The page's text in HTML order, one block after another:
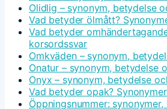
Olidlig – synonym, betydelse
Vad betyder ölmått?
Vad betyder
korsordssvar
Omkväden – synonym,
Onatur – synonym, betydelse
Onyx – synonym, betydelse
Vad betyder opak?
Öppningsnummer: